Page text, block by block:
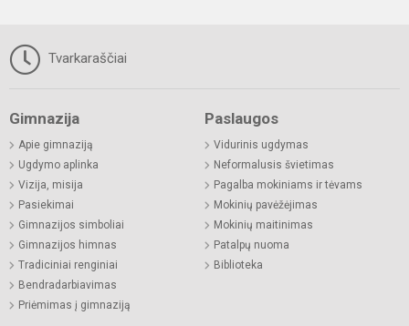
Tvarkaraščiai
Gimnazija
Apie gimnaziją
Ugdymo aplinka
Vizija, misija
Pasiekimai
Gimnazijos simboliai
Gimnazijos himnas
Tradiciniai renginiai
Bendradarbiavimas
Priėmimas į gimnaziją
Paslaugos
Vidurinis ugdymas
Neformalusis švietimas
Pagalba mokiniams ir tėvams
Mokinių pavėžėjimas
Mokinių maitinimas
Patalpų nuoma
Biblioteka